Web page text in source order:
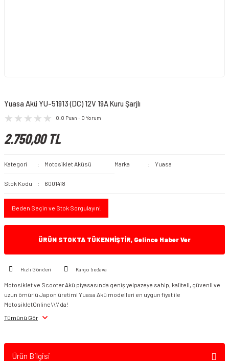
Yuasa Akü YU-51913 (DC) 12V 19A Kuru Şarjlı
0.0 Puan - 0 Yorum
2.750,00 TL
Kategori Motosiklet Aküsü Marka Yuasa
Stok Kodu 6001418
Beden Seçin ve Stok Sorgulayın!
ÜRÜN STOKTA TÜKENMİŞTİR, Gelince Haber Ver
Hızlı Gönderi Kargo bedava
Motosiklet ve Scooter Akü piyasasında geniş yelpazeye sahip, kaliteli, güvenli ve
uzun ömürlü Japon üretimi Yuasa Akü modelleri en uygun fiyat ile
MotosikletOnline\\\' da!
Tümünü Gör
Ürün Bilgisi